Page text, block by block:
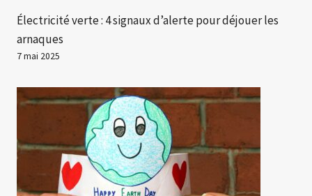
Électricité verte : 4 signaux d’alerte pour déjouer les
arnaques
7 mai 2025